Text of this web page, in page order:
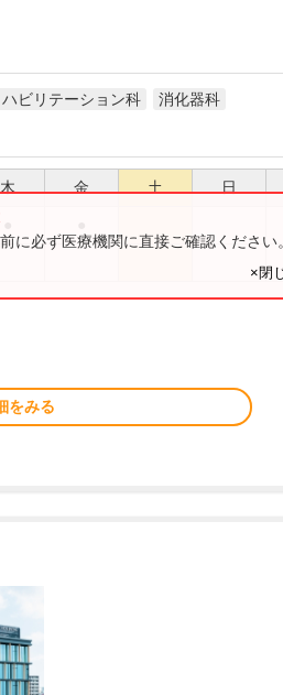
ハビリテーション科 消化器科
木 金 土 日
に必ず医療機関に直接ご確認ください。
×閉
をみる